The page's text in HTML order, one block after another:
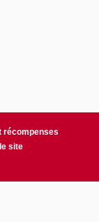
récompenses
site